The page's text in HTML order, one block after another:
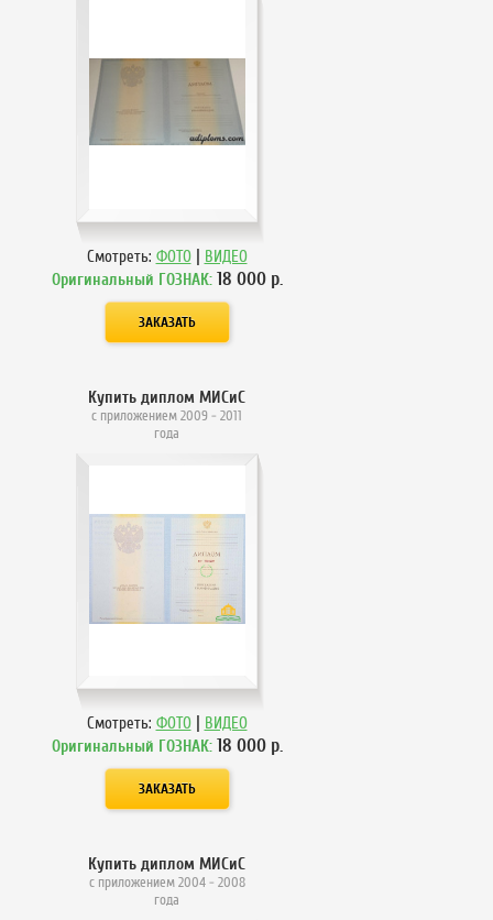
Смотреть: ФОТО | ВИДЕО
Оригинальный ГОЗНАК: 18 000р.
Купить диплом МИСиС
с приложением 2009 - 2011
года
Смотреть: ФОТО | ВИДЕО
Оригинальный ГОЗНАК: 18 000р.
Купить диплом МИСиС
с приложением 2004 - 2008
года